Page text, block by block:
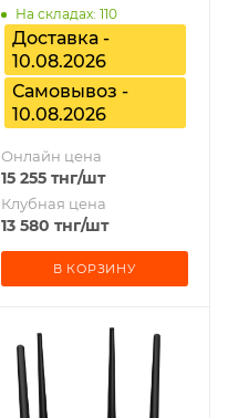
На складах: 110
Доставка -
10.08.2026
Самовывоз -
10.08.2026
Онлайн цена
15 255тнг/шт
Клубная цена
13 580 тнг/шт
В КОРЗИНУ